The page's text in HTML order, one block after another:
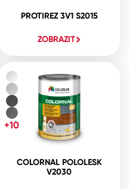
PROTIREZ 3V1 S2015
ZOBRAZIT
COLORNAL POLOLESK
V2030
+10